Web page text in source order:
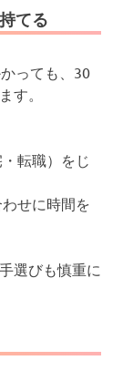
てる
っても、30
す。
転職）をじ
せに時間を
選びも慎重に